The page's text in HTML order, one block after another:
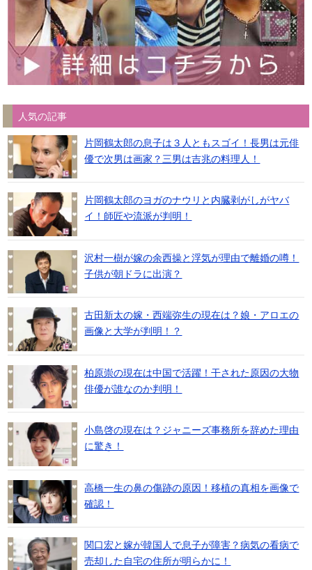
人気の記事
片岡鶴太郎の息子は３人ともスゴイ！長男は元俳
優で次男は画家？三男は吉兆の料理人！
片岡鶴太郎のヨガのナウリと内臓剥がしがヤバ
イ！師匠や流派が判明！
沢村一樹が嫁の余西操と浮気が理由で離婚の噂！
子供が朝ドラに出演？
古田新太の嫁・西端弥生の現在は？娘・アロエの
画像と大学が判明！？
柏原崇の現在は中国で活躍！干された原因の大物
俳優が誰なのか判明！
小島啓の現在は？ジャニーズ事務所を辞めた理由
に驚き！
高橋一生の鼻の傷跡の原因！移植の真相を画像で
確認！
関口宏と嫁が韓国人で息子が障害？病気の看病で
売却した自宅の住所が明らかに！